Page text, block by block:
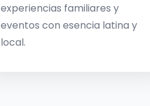
experiencias familiares y
eventos con esencia latina y
local.